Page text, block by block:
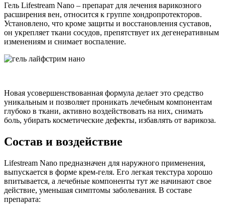
Гель Lifestream Nano – препарат для лечения варикозного
расширения вен, относится к группе хондропротекторов.
Установлено, что кроме защиты и восстановления суставов,
он укрепляет ткани сосудов, препятствует их дегенеративным
изменениям и снимает воспаление.
Новая усовершенствованная формула делает это средство
уникальным и позволяет проникать лечебным компонентам
глубоко в ткани, активно воздействовать на них, снимать
боль, убирать косметические дефекты, избавлять от варикоза.
Состав и воздействие
Lifestream Nano предназначен для наружного применения,
выпускается в форме крем-геля. Его легкая текстура хорошо
впитывается, а лечебные компоненты тут же начинают свое
действие, уменьшая симптомы заболевания. В составе
препарата: